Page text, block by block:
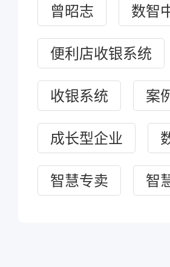
曾昭志 数智
便利店收银系统
收银系统 案
成长型企业
智慧专卖 智